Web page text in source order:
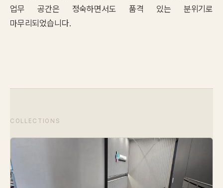
업무 공간은 정숙하면서도 품격 있는 분위기로
마무리되었습니다.
COLLECTIONS